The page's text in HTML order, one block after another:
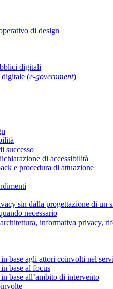
di design
digitali
digitale (e-government)
successo
di accessibilità
e procedura di attuazione
sin dalla progettazione di un
necessario
informativa privacy,
base agli attori coinvolti nel
base al focus
base all’ambito di intervento